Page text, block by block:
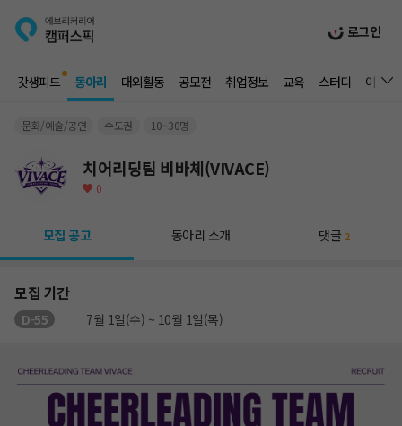
로그인
갓생피드 동아리 대외활동 공모전 취업정보 교육 스터디 이벤트
문화/예술/공연 수도권 10~30명
치어리딩팀 비바체(VIVACE)
0
모집 공고 동아리 소개 댓글 2
모집 기간
D-55 7월 1일(수) ~ 10월 1일(목)